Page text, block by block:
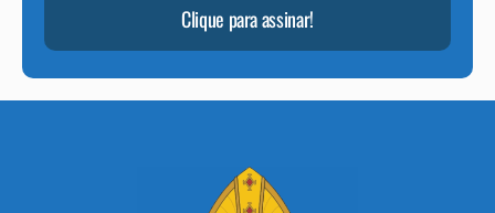
Clique para assinar!